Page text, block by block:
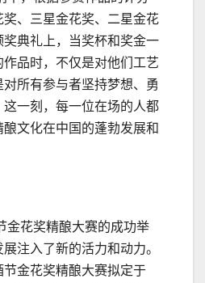
、三星金花奖、二星金花
典礼上，当奖杯和奖金一
品时，不仅是对他们工艺
所有参与者坚持梦想、勇
一刻，每一位在场的人都
文化在中国的蓬勃发展和
金花奖精酿大赛的成功举
注入了新的活力和动力。
金花奖精酿大赛拟定于